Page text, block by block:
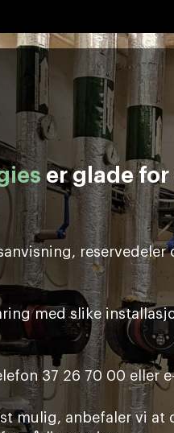
er glade
med slike
37 26 70 00 eller
mulig, anbefaler vi